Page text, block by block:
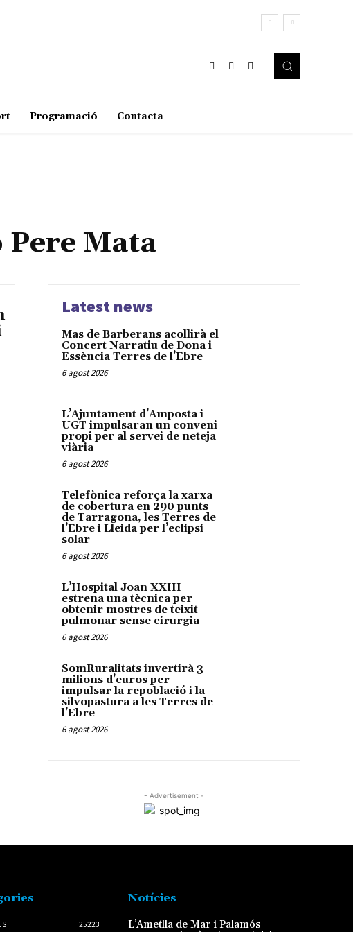
Programació Contacta
Mata
Latest news
Mas de Barberans acollirà el
Concert Narratiu de Dona i
Essència Terres de l’Ebre
6 agost 2026
L’Ajuntament d’Amposta i
UGT impulsaran un conveni
propi per al servei de neteja
viària
6 agost 2026
Telefònica reforça la xarxa
de cobertura en 290 punts
de Tarragona, les Terres de
l’Ebre i Lleida per l’eclipsi
solar
6 agost 2026
L’Hospital Joan XXIII
estrena una tècnica per
obtenir mostres de teixit
pulmonar sense cirurgia
6 agost 2026
SomRuralitats invertirà 3
milions d’euros per
impulsar la repoblació i la
silvopastura a les Terres de
l’Ebre
6 agost 2026
- Advertisement -
25223
Notícies
L’Ametlla de Mar i Palamós